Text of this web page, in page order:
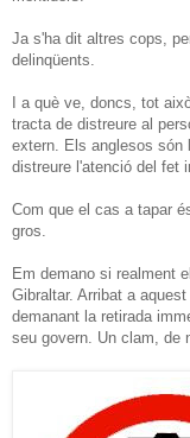
Ja s'ha dit altres cops,
delinqüents.
I a què ve, doncs, tot
tracta de distreure al
extern. Els anglesos són
distreure l'atenció del fet
Com que el cas a tapar
gros.
Em demano si realment
Gibraltar. Arribat a
demanant la retirada
seu govern. Un clam, de